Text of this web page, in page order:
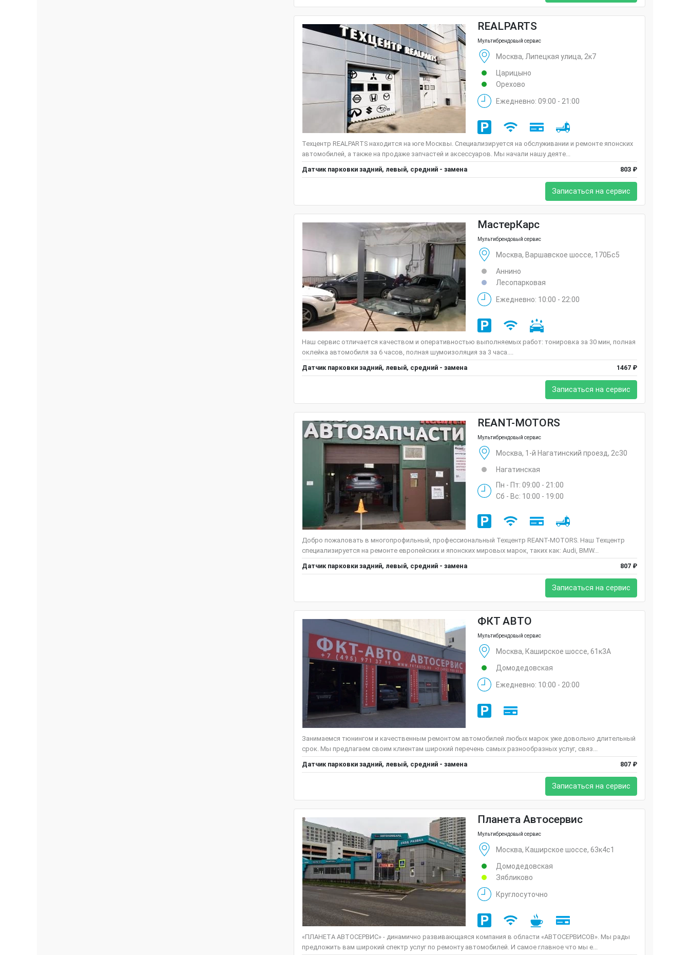
REALPARTS
Мультибрендовый сервис
Москва, Липецкая улица, 2к7
Царицыно
Орехово
Ежедневно: 09:00 - 21:00
Техцентр REALPARTS находится на юге Москвы. Специализируется на обслуживании и ремонте японских
автомобилей, а также на продаже запчастей и аксессуаров. Мы начали нашу деяте...
Датчик парковки задний, левый, средний - замена
803 ₽
Записаться на сервис
МастерКарс
Мультибрендовый сервис
Москва, Варшавское шоссе, 170Бс5
Аннино
Лесопарковая
Ежедневно: 10:00 - 22:00
Наш сервис отличается качеством и оперативностью выполняемых работ: тонировка за 30 мин, полная
оклейка автомобиля за 6 часов, полная шумоизоляция за 3 часа....
Датчик парковки задний, левый, средний - замена
1467 ₽
Записаться на сервис
REANT-MOTORS
Мультибрендовый сервис
Москва, 1-й Нагатинский проезд, 2с30
Нагатинская
Пн - Пт: 09:00 - 21:00
Сб - Вс: 10:00 - 19:00
Добро пожаловать в многопрофильный, профессиональный Техцентр REANT-MOTORS. Наш Техцентр
специализируется на ремонте европейских и японских мировых марок, таких как: Audi, BMW...
Датчик парковки задний, левый, средний - замена
807 ₽
Записаться на сервис
ФКТ АВТО
Мультибрендовый сервис
Москва, Каширское шоссе, 61к3А
Домодедовская
Ежедневно: 10:00 - 20:00
Занимаемся тюнингом и качественным ремонтом автомобилей любых марок уже довольно длительный
срок. Мы предлагаем своим клиентам широкий перечень самых разнообразных услуг, связ...
Датчик парковки задний, левый, средний - замена
807 ₽
Записаться на сервис
Планета Автосервис
Мультибрендовый сервис
Москва, Каширское шоссе, 63к4с1
Домодедовская
Зябликово
Круглосуточно
«ПЛАНЕТА АВТОСЕРВИС» - динамично развивающаяся компания в области «АВТОСЕРВИСОВ». Мы рады
предложить вам широкий спектр услуг по ремонту автомобилей. И самое главное что мы е...